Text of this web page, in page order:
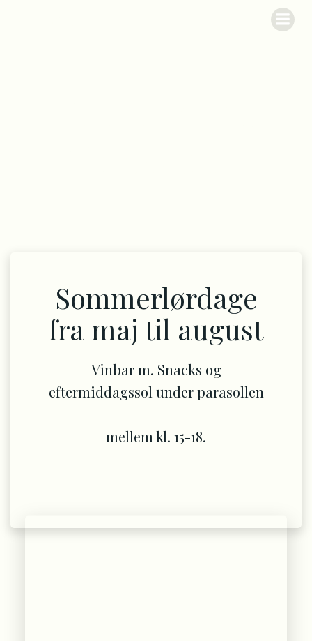
Sommerlørdage
fra maj til august
Vinbar m. Snacks og
eftermiddagssol under parasollen
mellem kl. 15-18.